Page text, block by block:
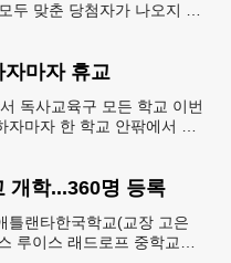
두 맞춘 당첨자가 나오지 않
마자 휴교
독사교육구 모든 학교 이번
마자 한 학교 안팎에서 잇
개학...360명 등록
틀랜타한국학교(교장 고은
루이스 래드로프 중학교에